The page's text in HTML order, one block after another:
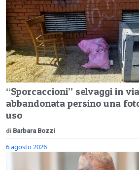
“Sporcaccioni” selvaggi in
abbandonata persino una
uso
di Barbara Bozzi
6 agosto 2026